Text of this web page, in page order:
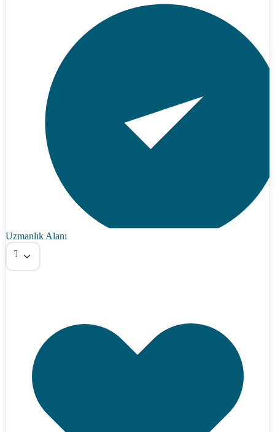
Uzmanlık Alanı
Tümü